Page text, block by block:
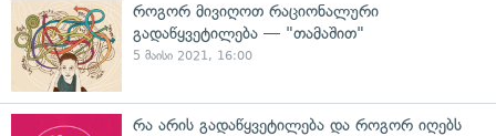
როგორ მივიღოთ რაციონალური
გადაწყვეტილება — "თამაშით"
5 მაისი 2021, 16:00
რა არის გადაწყვეტილება და როგორ იღებს